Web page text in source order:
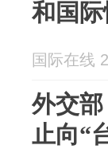
和国际
国际在线
外交
止向“